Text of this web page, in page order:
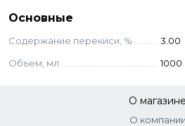
Aqua, Hydrogen Peroxide, Cetearyl
Hydrogenated Castor Oil,
Copolymer, Sodium Laureth
Acrylate Copolymer, Sodium
Основные
Содержание перекиси, %
3.00
Объем, мл
1000
О магазине
О компании